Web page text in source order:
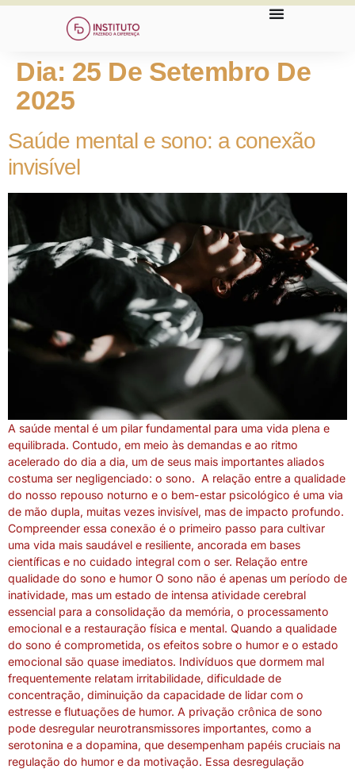
Dia: 25 De Setembro De
2025
Saúde mental e sono: a conexão
invisível
A saúde mental é um pilar fundamental para uma vida plena e
equilibrada. Contudo, em meio às demandas e ao ritmo
acelerado do dia a dia, um de seus mais importantes aliados
costuma ser negligenciado: o sono. A relação entre a qualidade
do nosso repouso noturno e o bem-estar psicológico é uma via
de mão dupla, muitas vezes invisível, mas de impacto profundo.
Compreender essa conexão é o primeiro passo para cultivar
uma vida mais saudável e resiliente, ancorada em bases
científicas e no cuidado integral com o ser. Relação entre
qualidade do sono e humor O sono não é apenas um período de
inatividade, mas um estado de intensa atividade cerebral
essencial para a consolidação da memória, o processamento
emocional e a restauração física e mental. Quando a qualidade
do sono é comprometida, os efeitos sobre o humor e o estado
emocional são quase imediatos. Indivíduos que dormem mal
frequentemente relatam irritabilidade, dificuldade de
concentração, diminuição da capacidade de lidar com o
estresse e flutuações de humor. A privação crônica de sono
pode desregular neurotransmissores importantes, como a
serotonina e a dopamina, que desempenham papéis cruciais na
regulação do humor e da motivação. Essa desregulação